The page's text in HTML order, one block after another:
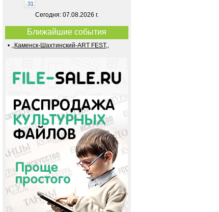
31
Сегодня: 07.08.2026 г.
Ближайшие события
• ,,Каменск-Шахтинский-ART FEST,,